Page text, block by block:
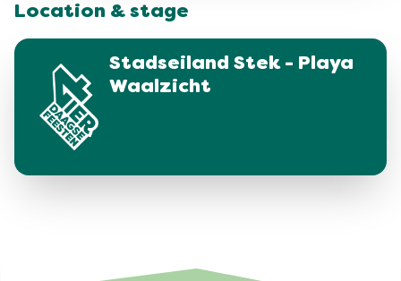
Location & stage
Stadseiland Stek - Playa
Waalzicht